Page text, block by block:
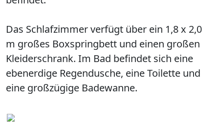
Das Schlafzimmer verfügt über ein 1,8 x 2,0
m großes Boxspringbett und einen großen
Kleiderschrank. Im Bad befindet sich eine
ebenerdige Regendusche, eine Toilette und
eine großzügige Badewanne.